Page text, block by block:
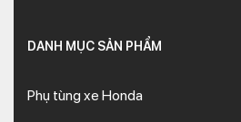
DANH MỤC SẢN PHẨM
Phụ tùng xe Honda